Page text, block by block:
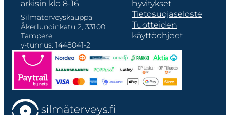
arkisin klo 8-16
Silmäterveyskauppa
Åkerlundinkatu 2, 33100
Tampere
y-tunnus: 1448041-2
hyvitykset
Tietosuojaseloste
Tuotteiden
käyttöohjeet